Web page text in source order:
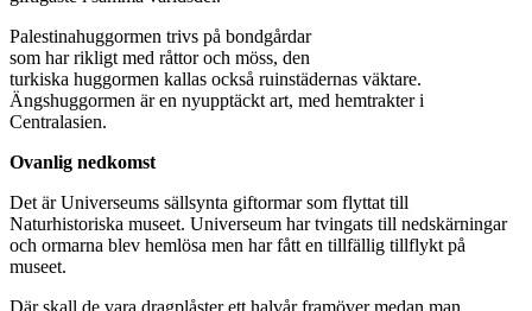
Palestinahuggormen trivs på bondgårdar
som har rikligt med råttor och möss, den
turkiska huggormen kallas också ruinstädernas väktare.
Ängshuggormen är en nyupptäckt art, med hemtrakter i
Centralasien.
Ovanlig nedkomst
Det är Universeums sällsynta giftormar som flyttat till
Naturhistoriska museet. Universeum har tvingats till nedskärningar
och ormarna blev hemlösa men har fått en tillfällig tillflykt på
museet.
Där skall de vara dragplåster ett halvår framöver medan man